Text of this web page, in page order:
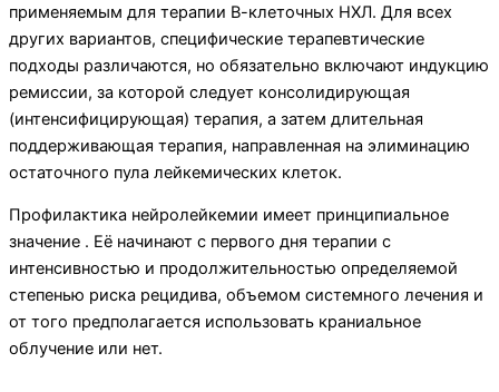
применяемым для терапии В-клеточных НХЛ. Для всех
других вариантов, специфические терапевтические
подходы различаются, но обязательно включают индукцию
ремиссии, за которой следует консолидирующая
(интенсифицирующая) терапия, а затем длительная
поддерживающая терапия, направленная на элиминацию
остаточного пула лейкемических клеток.
Профилактика нейролейкемии имеет принципиальное
значение . Её начинают с первого дня терапии с
интенсивностью и продолжительностью определяемой
степенью риска рецидива, объемом системного лечения и
от того предполагается использовать краниальное
облучение или нет.